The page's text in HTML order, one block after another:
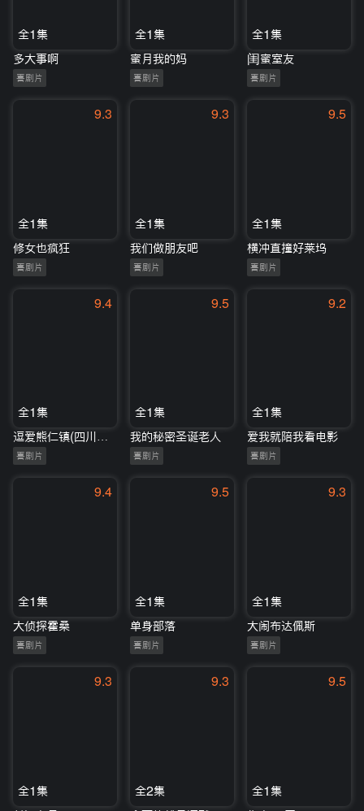
全1集
多大事啊
喜剧片
全1集
蜜月我的妈
喜剧片
全1集
闺蜜室友
喜剧片
9.3
全1集
修女也疯狂
喜剧片
9.3
全1集
我们做朋友吧
喜剧片
9.5
全1集
横冲直撞好莱坞
喜剧片
9.4
全1集
逗爱熊仁镇(四川话版)
喜剧片
9.5
全1集
我的秘密圣诞老人
喜剧片
9.2
全1集
爱我就陪我看电影
喜剧片
9.4
全1集
大侦探霍桑
喜剧片
9.5
全1集
单身部落
喜剧片
9.3
全1集
大闹布达佩斯
喜剧片
9.3
全1集
9.3
全2集
9.5
全1集